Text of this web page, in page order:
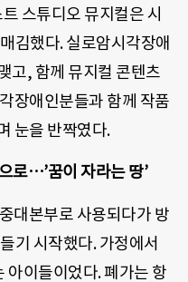
스튜디오 뮤지컬은 시
김했다. 실로암시각장애
고, 함께 뮤지컬 콘텐츠
장애인분들과 함께 작품
눈을 반짝였다.
로…’꿈이 자라는 땅’
대본부로 사용되다가 방
기 시작했다. 가정에서
아이들이었다. 폐가는 항